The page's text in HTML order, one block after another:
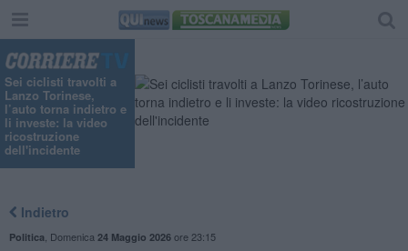
Sei ciclisti travolti a
Lanzo Torinese,
l’auto torna indietro e
li investe: la video
ricostruzione
dell'incidente
Indietro
Politica Domenica 24 Maggio 2026ore 23:15